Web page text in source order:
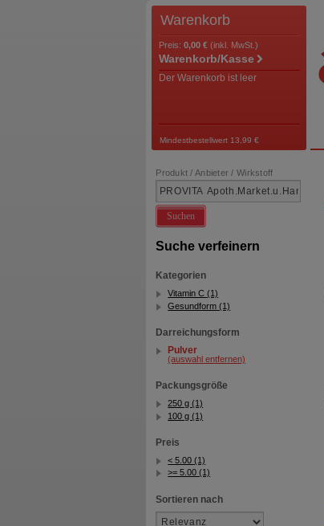
Warenkorb
Preis: 0,00 € (inkl. MwSt.)
Warenkorb/Kasse
Der Warenkorb ist leer
Mindestbestellwert 13,99 €
Produkt / Anbieter / Wirkstoff
Suchen
Suche verfeinern
Kategorien
Vitamin C (1)
Gesundform (1)
Darreichungsform
Pulver
(auswahl entfernen)
Packungsgröße
250 g (1)
100 g (1)
Preis
< 5.00 (1)
>= 5.00 (1)
Sortieren nach